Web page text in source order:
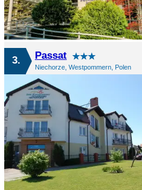
3. Passat
Niechorze, Westpommern, Polen